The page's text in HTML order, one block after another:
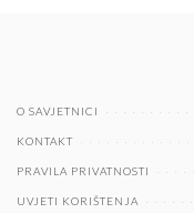
O SAVJETNICI
KONTAKT
PRAVILA PRIVATNOSTI
UVJETI KORIŠTENJA